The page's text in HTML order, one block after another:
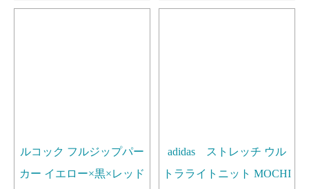
ルコック フルジップパー
カー イエロー×黒×レッド
adidas ストレッチ ウル
トラライトニット MOCHI